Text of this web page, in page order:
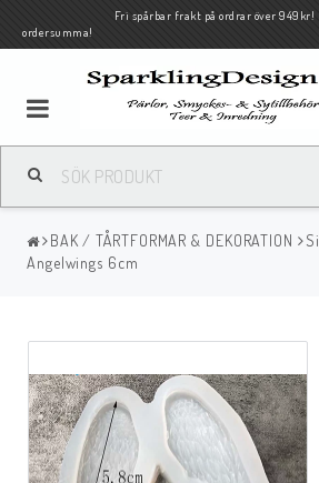
Fri spårbar frakt på ordrar över
ordersumma!
BAK / TÅRTFORMAR & DEKORATION
Angelwings 6cm